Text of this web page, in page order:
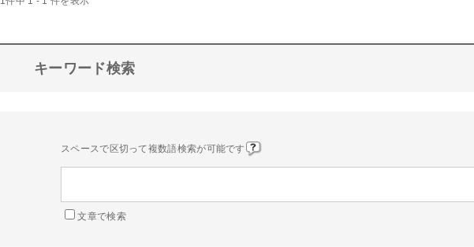
キーワード検索
スペースで区切って複数語検索が可能です
文章で検索